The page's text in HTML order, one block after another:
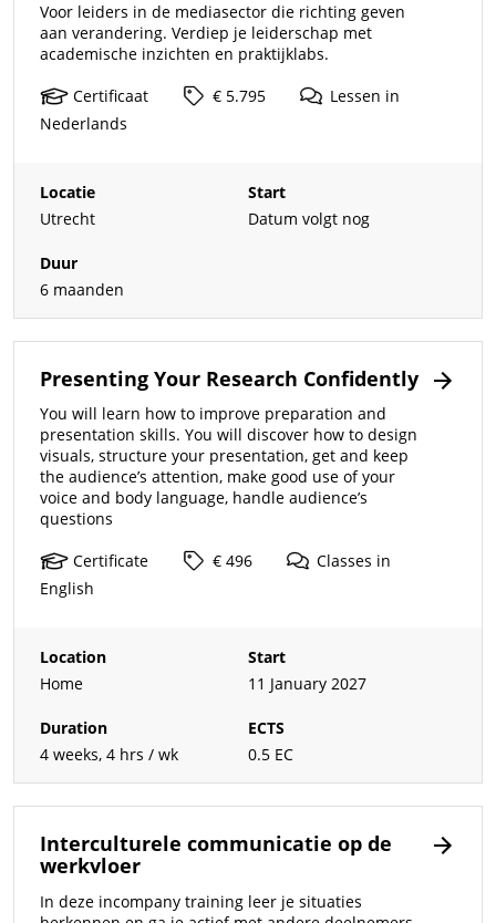
Voor leiders in de mediasector die richting geven
aan verandering. Verdiep je leiderschap met
academische inzichten en praktijklabs.
Certificaat
€ 5.795 Lessen in
Nederlands
Locatie
Utrecht
Start
Datum volgt nog
Duur
6 maanden
Presenting Your Research Confidently
You will learn how to improve preparation and
presentation skills. You will discover how to design
visuals, structure your presentation, get and keep
the audience’s attention, make good use of your
voice and body language, handle audience’s
questions
Certificate
€ 496 Classes in
English
Location
Home
Start
11 January 2027
Duration
4 weeks, 4 hrs / wk
ECTS
0.5 EC
Interculturele communicatie op de
werkvloer
​​​​In deze incompany training leer je situaties